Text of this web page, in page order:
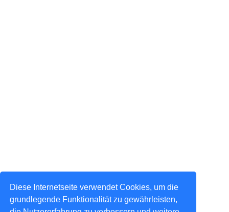
Diese Internetseite verwendet Cookies, um die
grundlegende Funktionalität zu gewährleisten,